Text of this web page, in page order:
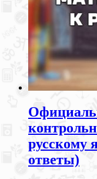
русскому
ответы)